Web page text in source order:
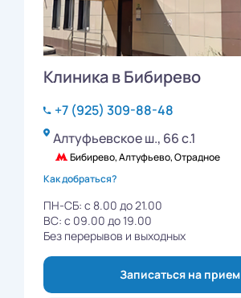
Клиника в Бибирево
+7 (925) 309-88-48
Алтуфьевское ш., 66 с.1
Бибирево, Алтуфьево, Отрадное
Как добраться?
ПН-СБ: с 8.00 до 21.00
ВС: с 09.00 до 19.00
Без перерывов и выходных
Записаться на прием